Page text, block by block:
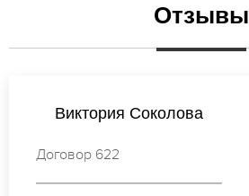
Отзывы
Ирина Соколова
Договор 927